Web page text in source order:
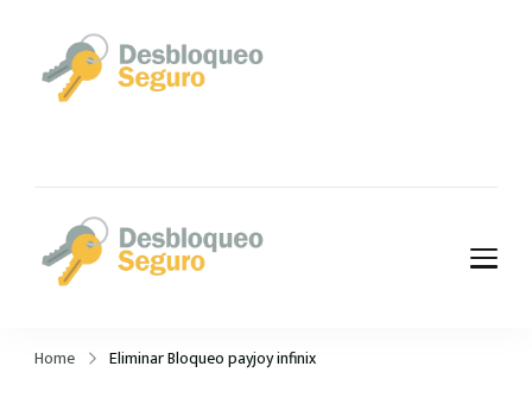
Google, Payjoy y
cuenta iCloud,
Home Eliminar Bloqueo payjoy infinix